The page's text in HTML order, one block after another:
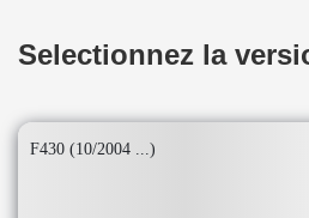
Selectionnez la
F430 (10/2004 ...)